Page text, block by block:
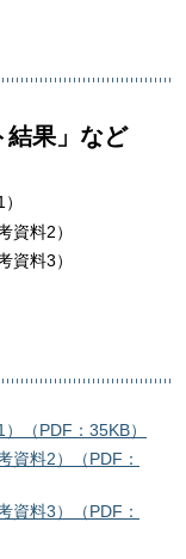
結果」など
資料2）
資料3）
（PDF：35KB）
資料2）（PDF：
資料3）（PDF：